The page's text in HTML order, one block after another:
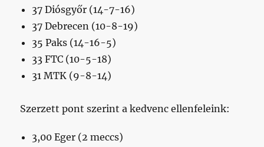
37 Diósgyőr (14-7-16)
37 Debrecen (10-8-19)
35 Paks (14-16-5)
33 FTC (10-5-18)
31 MTK (9-8-14)
Szerzett pont szerint a kedvenc ellenfeleink:
3,00 Eger (2 meccs)